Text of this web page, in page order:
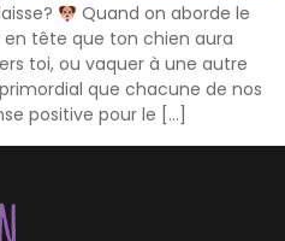
Quand on aborde le
tête que ton chien aura
toi, ou vaquer à une autre
que chacune de nos
positive pour le […]